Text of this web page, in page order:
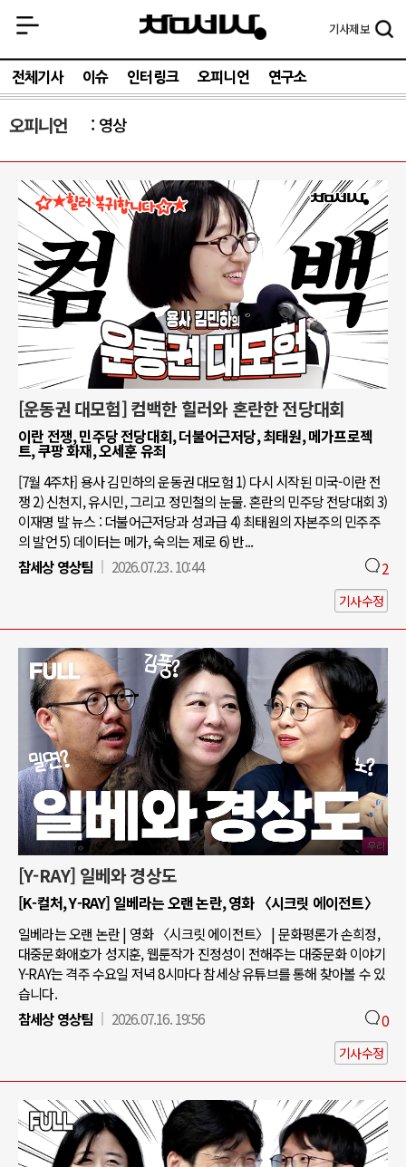
기사제보
전체기사 이슈 인터링크 오피니언 연구소
오피니언 영상
[운동권 대모험] 컴백한 힐러와 혼란한 전당대회
이란 전쟁, 민주당 전당대회, 더불어근저당, 최태원, 메가프로젝
트, 쿠팡 화재, 오세훈 유죄
[7월 4주차] 용사 김민하의 운동권 대모험 1) 다시 시작된 미국-이란 전
쟁 2) 신천지, 유시민, 그리고 정민철의 눈물. 혼란의 민주당 전당대회 3)
이재명 발 뉴스 : 더불어근저당과 성과급 4) 최태원의 자본주의 민주주
의 발언 5) 데이터는 메가, 숙의는 제로 6) 반...
참세상 영상팀
2026.07.23. 10:44 2
기사수정
[Y-RAY] 일베와 경상도
[K-컬처, Y-RAY] 일베라는 오랜 논란, 영화 〈시크릿 에이전트〉
일베라는 오랜 논란 | 영화 〈시크릿 에이전트〉 | 문화평론가 손희정,
대중문화애호가 성지훈, 웹툰작가 진정성이 전해주는 대중문화 이야기
Y-RAY는 격주 수요일 저녁 8시마다 참세상 유튜브를 통해 찾아볼 수 있
습니다.
참세상 영상팀
2026.07.16. 19:56 0
기사수정